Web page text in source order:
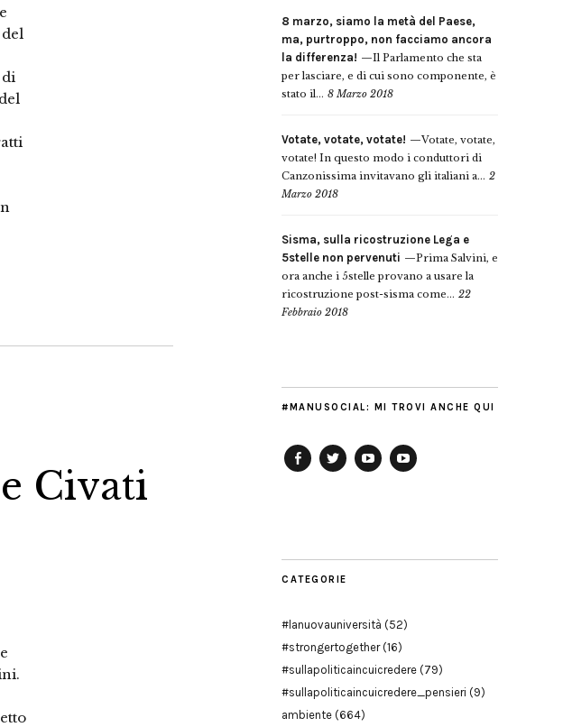
di
Civati
8 marzo, siamo la metà del Paese,
ma, purtroppo, non facciamo ancora
la differenza!
Il Parlamento che sta
per lasciare, e di cui sono componente, è
stato il... 8 Marzo 2018
Votate, votate, votate!
Votate, votate,
votate! In questo modo i conduttori di
Canzonissima invitavano gli italiani a... 2
Marzo 2018
Sisma, sulla ricostruzione Lega e
5stelle non pervenuti
Prima Salvini, e
ora anche i 5stelle provano a usare la
ricostruzione post-sisma come... 22
Febbraio 2018
#MANUSOCIAL: MI TROVI ANCHE QUI
CATEGORIE
#lanuovauniversità (52)
#strongertogether(16)
#sullapoliticaincuicredere (79)
#sullapoliticaincuicredere_pensieri (9)
ambiente (664)